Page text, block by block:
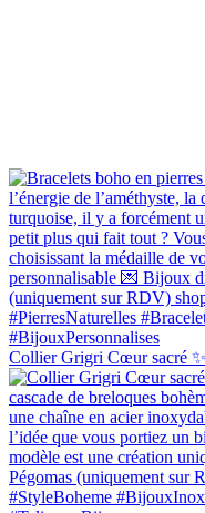
Collier Grigri Cœur sacré